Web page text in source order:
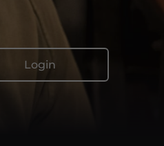
Login